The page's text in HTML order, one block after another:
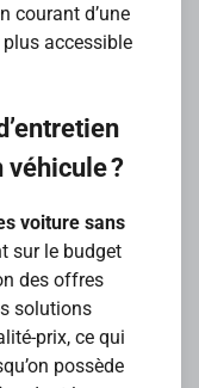
courant d’une
accessible
véhicule ?
voiture sans
sur le budget
des offres
solutions
prix, ce qui
possède